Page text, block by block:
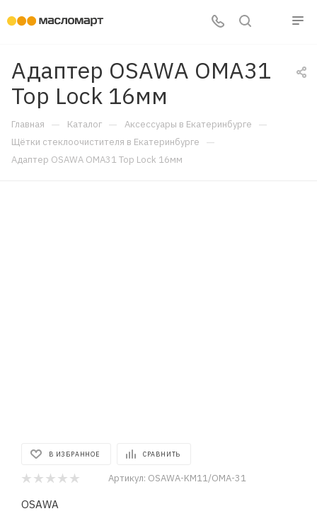
Адаптер OSAWA OMA31
Top Lock 16мм
Главная — Каталог — Аксессуары в Екатеринбурге —
Щётки стеклоочистителя в Екатеринбурге —
Адаптер OSAWA OMA31 Top Lock 16мм
В ИЗБРАННОЕ СРАВНИТЬ
Артикул: OSAWA-KM11/ОМА-31
OSAWA